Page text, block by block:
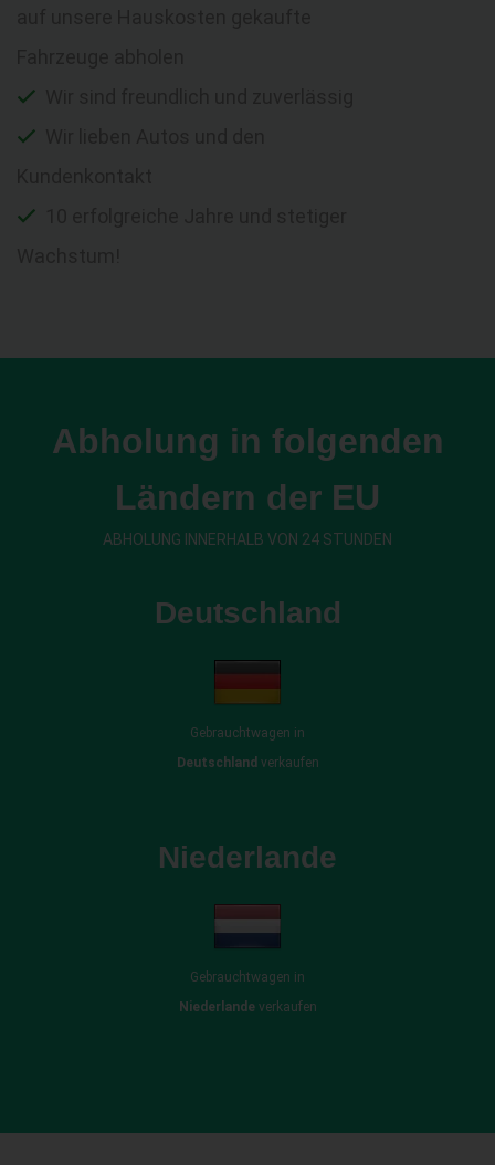
Abholung in folgenden
Ländern der EU
ABHOLUNG INNERHALB VON 24 STUNDEN
Deutschland
Gebrauchtwagen in
Deutschland verkaufen
Niederlande
Gebrauchtwagen in
Niederlandeverkaufen